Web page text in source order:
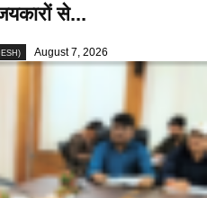
से...
August 7, 2026